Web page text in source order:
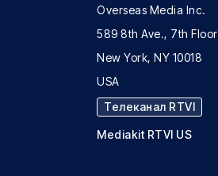
Overseas Media Inc.
589 8th Ave., 7th Floor
New York, NY 10018
USA
Телеканал RTVI
Mediakit RTVI US